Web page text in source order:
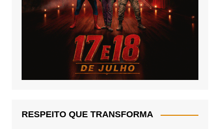
RESPEITO QUE TRANSFORMA